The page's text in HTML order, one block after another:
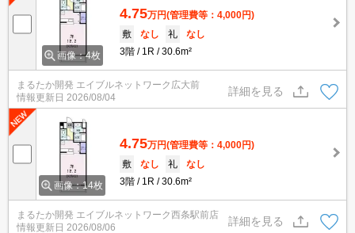
画像：4枚
4.75万円(管理費等：4,000円)
敷
なし 礼
なし
3階
1R 30.6m²
まるたか開発 エイブルネットワーク広大前
情報更新日 2026/08/04
詳細を見る
画像：14枚
4.75万円(管理費等：4,000円)
敷
なし 礼
なし
3階
1R 30.6m²
まるたか開発 エイブルネットワーク西条駅前店
情報更新日 2026/08/06
詳細を見る